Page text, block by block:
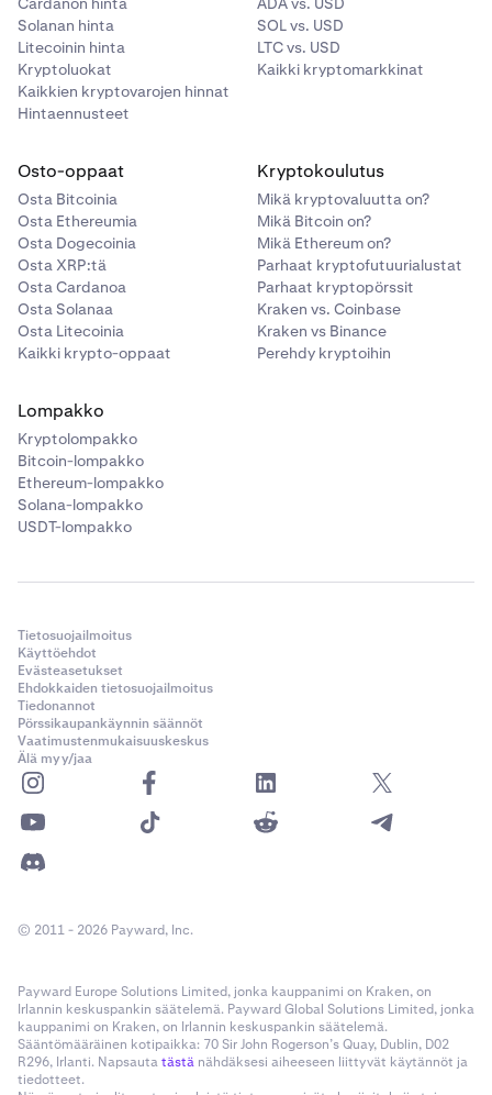
Solanan hinta
Litecoinin hinta
Kryptoluokat
Kaikkien kryptovarojen hinnat
Hintaennusteet
SOL vs. USD
LTC vs. USD
Kaikki kryptomarkkinat
Osto-oppaat
Osta Bitcoinia
Osta Ethereumia
Osta Dogecoinia
Osta XRP:tä
Osta Cardanoa
Osta Solanaa
Osta Litecoinia
Kaikki krypto-oppaat
Kryptokoulutus
Mikä kryptovaluutta on?
Mikä Bitcoin on?
Mikä Ethereum on?
Parhaat kryptofutuurialustat
Parhaat kryptopörssit
Kraken vs. Coinbase
Kraken vs Binance
Perehdy kryptoihin
Lompakko
Kryptolompakko
Bitcoin-lompakko
Ethereum-lompakko
Solana-lompakko
USDT-lompakko
Tietosuojailmoitus
Käyttöehdot
Evästeasetukset
Ehdokkaiden tietosuojailmoitus
Tiedonannot
Pörssikaupankäynnin säännöt
Vaatimustenmukaisuuskeskus
Älä myy/jaa
© 2011 - 2026 Payward, Inc.
Payward Europe Solutions Limited, jonka kauppanimi on Kraken, on
Irlannin keskuspankin säätelemä. Payward Global Solutions Limited, jonka
kauppanimi on Kraken, on Irlannin keskuspankin säätelemä.
Sääntömääräinen kotipaikka: 70 Sir John Rogerson’s Quay, Dublin, D02
R296, Irlanti. Napsautatästä nähdäksesi aiheeseen liittyvät käytännöt ja
tiedotteet.